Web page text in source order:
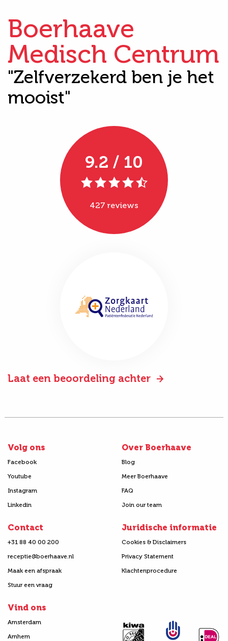
Boerhaave
Medisch Centrum
"Zelfverzekerd ben je het
mooist"
9.2 / 10
427 reviews
Laat een beoordeling achter
Volg ons
Facebook
Youtube
Instagram
Linkedin
Over Boerhaave
Blog
Meer Boerhaave
FAQ
Join our team
Contact
+31 88 40 00 200
receptie@boerhaave.nl
Maak een afspraak
Stuur een vraag
Juridische informatie
Cookies & Disclaimers
Privacy Statement
Klachtenprocedure
Vind ons
Amsterdam
Arnhem